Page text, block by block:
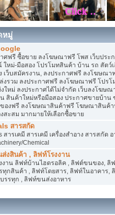
หมู่
ฟรี ซื้อขาย ลงโฆษณาฟรี โพส เว็บประก
หม่-มือสอง โปรโมทสินค้า บ้าน รถ สัตว์เ
ง เว็บสมัครงาน, ลงประกาศฟรี ลงโฆษณา
งรวม ลงประกาศฟรี ลงโฆษณาฟรี โปรโ
ใหม่ ลงประกาศได้ไม่จำกัด เว็บลงโฆษณ
สินค้าใหม่หรือมือสอง ประกาศขายบ้าน
องฟรี ลงโฆษณาสินค้าฟรี โฆษณาสินค้า
สะสม มากมายให้เลือกซื้อขาย
สารสกัด
ารเคมี สารเคมี เครื่องสำอาง สารสกัด อ
Chemical
งสินค้า , ลิฟท์โรงงาน
าน ลิฟท์บ้านไฮดรอลิค , ลิฟต์ขนของ, ลิ
กสินค้า , ลิฟท์โดยสาร, ลิฟท์ในอาคาร,
รรทุก , ลิฟท์ขนส่งอาหาร